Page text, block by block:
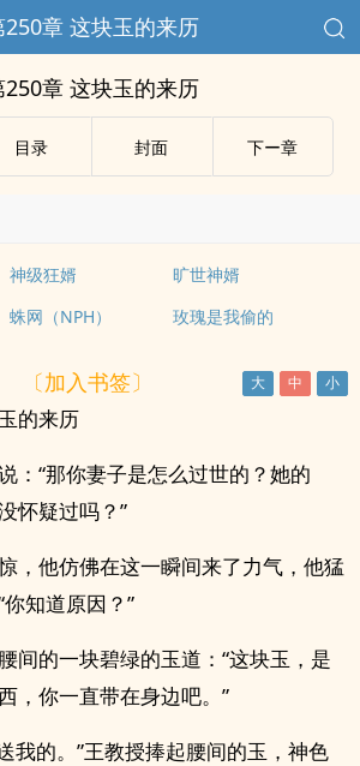
250章 这块玉的来历
250章 这块玉的来历
目录 封面 下ー章
神级狂婿
旷世神婿
蛛网（NPH） 玫瑰是我偷的
〔加入书签〕
的来历
：“那你妻子是怎么过世的？她的
怀疑过吗？”
，他仿佛在这一瞬间来了力气，他猛
知道原因？”
间的一块碧绿的玉道：“这块玉，是
，你一直带在身边吧。”
我的。”王教授捧起腰间的玉，神色